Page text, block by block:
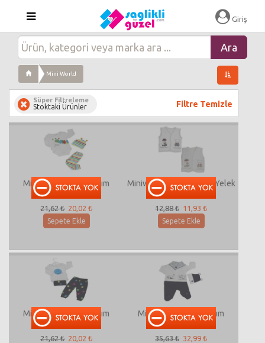
Giriş
Mini World
Süper Filtreleme
Stoktaki Ürünler Filtre Temizle
Miniworld-13706 Takım
21,62 ₺ 20,02 ₺
Sepete Ekle
Miniworld-13625 Erkek Yelek
12,88 ₺ 11,93 ₺
Sepete Ekle
Miniworld-13694 Takım
21,62 ₺ 20,02 ₺
Miniworld-13689 Takım
35,63 ₺ 32,99 ₺